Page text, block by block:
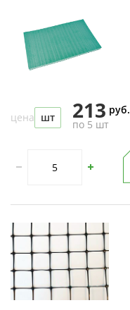
цена шт 213 руб.
по 5 шт